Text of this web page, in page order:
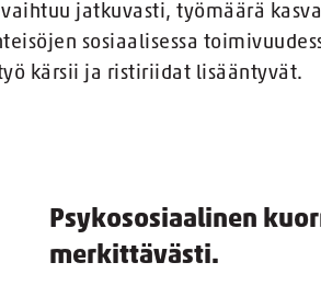
jatkuvasti, työmäärä
sosiaalisessa
kärsii ja ristiriidat lisääntyvät.
Psykososiaalinen
merkittävästi.